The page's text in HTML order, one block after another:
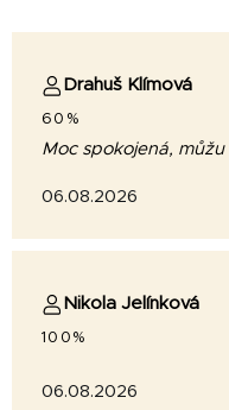
Drahuš Klímová
60%
Moc spokojená,
06.08.2026
Nikola Jelínková
100%
06.08.2026